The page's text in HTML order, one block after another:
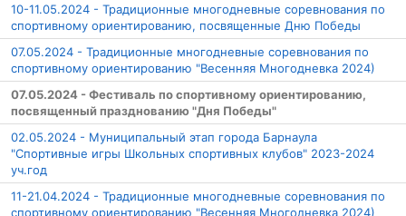
10-11.05.2024 - Традиционные многодневные соревнования по
спортивному ориентированию, посвященные Дню Победы
07.05.2024 - Традиционные многодневные соревнования по
спортивному ориентированию "Весенняя Многодневка 2024)
07.05.2024 - Фестиваль по спортивному ориентированию,
посвященный празднованию "Дня Победы"
02.05.2024 - Муниципальный этап города Барнаула
"Спортивные игры Школьных спортивных клубов" 2023-2024
уч.год
11-21.04.2024 - Традиционные многодневные соревнования по
спортивному ориентированию "Весенняя Многодневка 2024)